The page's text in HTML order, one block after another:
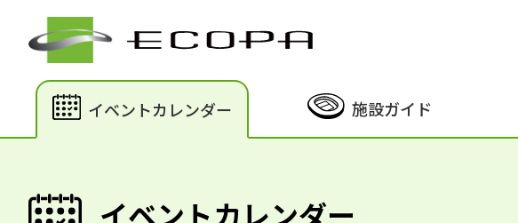
イベントカレンダー 施設ガイド
イベントカレンダー